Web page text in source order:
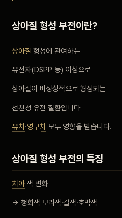
공지사항
자주 묻는 질문
회원가입 / 로그인
상아질 형성 부전이란?
상아질 형성에 관여하는
유전자(DSPP 등) 이상으로
상아질이 비정상적으로 형성되는
선천성 유전 질환입니다.
유치 ·영구치 모두 영향을 받습니다.
상아질 형성 부전의 특징
치아색 변화
→ 청회색·보라색·갈색·호박색